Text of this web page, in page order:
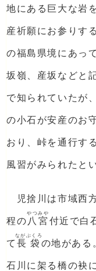
地にある巨大な岩
産祈願にお参りす
の福島県境にあっ
坂嶺、産坂などと
で知られていたが
の小石が安産のお
おり、峠を通行す
風習がみられたと
児捨川は市域西
程の 八宮
やつみや
付近で白
て 長袋
ながぶくろ
の地がある
石川に架る橋の袂